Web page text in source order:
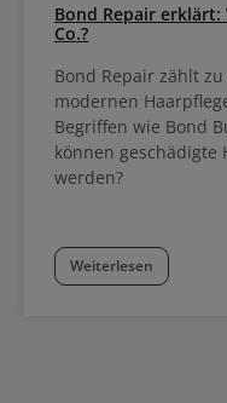
Bond Repair erklärt:
Co.?
Bond Repair zählt
modernen
Begriffen wie Bond
können
werden?
Weiterlesen